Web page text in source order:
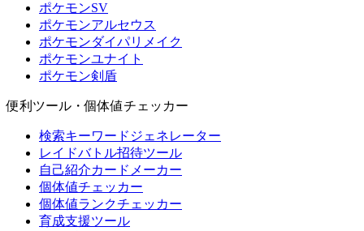
ポケモンSV
ポケモンアルセウス
ポケモンダイパリメイク
ポケモンユナイト
ポケモン剣盾
便利ツール・個体値チェッカー
検索キーワードジェネレーター
レイドバトル招待ツール
自己紹介カードメーカー
個体値チェッカー
個体値ランクチェッカー
育成支援ツール